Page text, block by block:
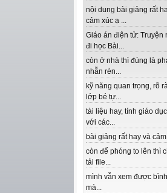
nội dung bài giảng rất
cảm xúc ạ ...
Giáo án điện tử: Truyện
đi học Bài...
còn ở nhà thì đúng là
nhẫn rèn...
kỹ năng quan trọng, rõ
lớp bé tự...
tài liệu hay, tính giáo
với các...
bài giảng rất hay và
còn để phóng to lên thì
tải file...
mình vẫn xem được
mà...